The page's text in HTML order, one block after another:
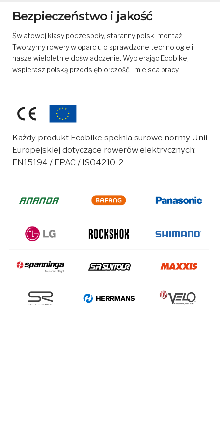
Bezpieczeństwo i jakość
Światowej klasy podzespoły, staranny polski montaż.
Tworzymy rowery w oparciu o sprawdzone technologie i
nasze wieloletnie doświadczenie. Wybierając Ecobike,
wspierasz polską przedsiębiorczość i miejsca pracy.
Każdy produkt Ecobike spełnia surowe normy Unii
Europejskiej dotyczące rowerów elektrycznych:
EN15194 / EPAC / ISO4210-2